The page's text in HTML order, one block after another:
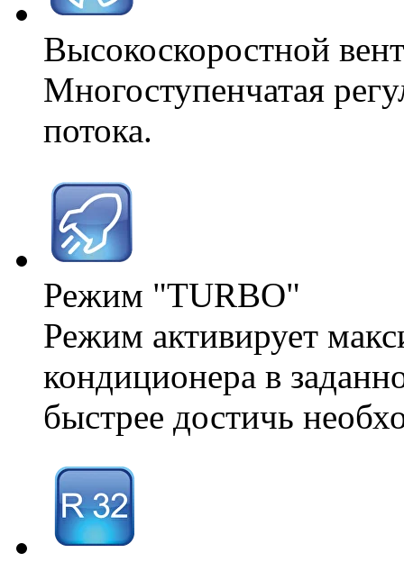
Высокоскоростной
Многоступенчатая
потока.
Режим "TURBO"
Режим активирует
кондиционера в
быстрее достичь